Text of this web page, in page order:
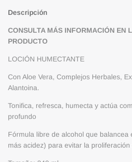
Descripción
CONSULTA MÁS INFORMACIÓN EN
PRODUCTO
LOCIÓN HUMECTANTE
Con Aloe Vera, Complejos Herbales,
Alantoina.
Tonifica, refresca, humecta y actúa
profundo
Fórmula libre de alcohol que balancea
más acidez) para evitar la proliferación